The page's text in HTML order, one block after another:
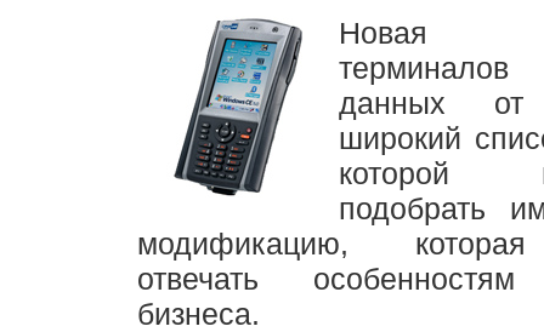
Новая
данных от
широкий
которой
подобрать
модификацию,
отвечать
бизнеса.